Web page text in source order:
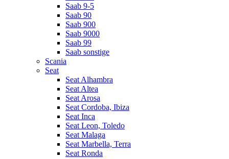
Saab 9-5
Saab 90
Saab 900
Saab 9000
Saab 99
Saab sonstige
Scania
Seat
Seat Alhambra
Seat Altea
Seat Arosa
Seat Cordoba, Ibiza
Seat Inca
Seat Leon, Toledo
Seat Malaga
Seat Marbella, Terra
Seat Ronda